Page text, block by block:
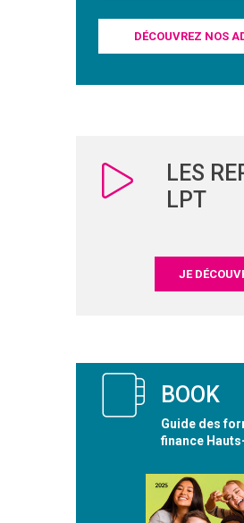
DÉCOUVREZ NOS
LES
LPT
JE
BOOK
Guide des
finance